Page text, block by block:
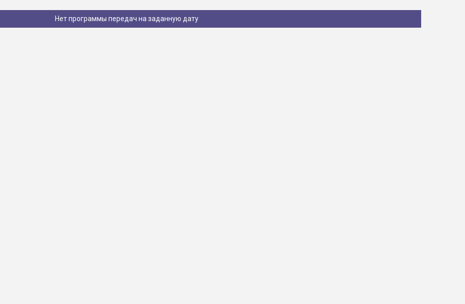
Нет программы передач на заданную дату